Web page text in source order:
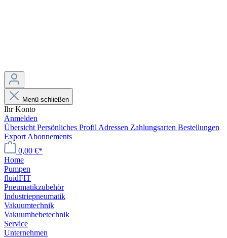
Menü schließen
Ihr Konto
Anmelden
Übersicht Persönliches Profil Adressen Zahlungsarten Bestellungen
Export Abonnements
0,00 €*
Home
Pumpen
fluidFIT
Pneumatikzubehör
Industriepneumatik
Vakuumtechnik
Vakuumhebetechnik
Service
Unternehmen